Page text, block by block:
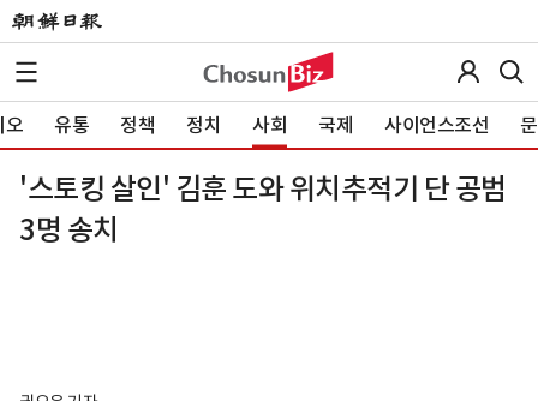
오 유통 정책 정치 사회 국제 사이언스조선
'스토킹 살인' 김훈 도와 위치추적기 단 공범
3명 송치